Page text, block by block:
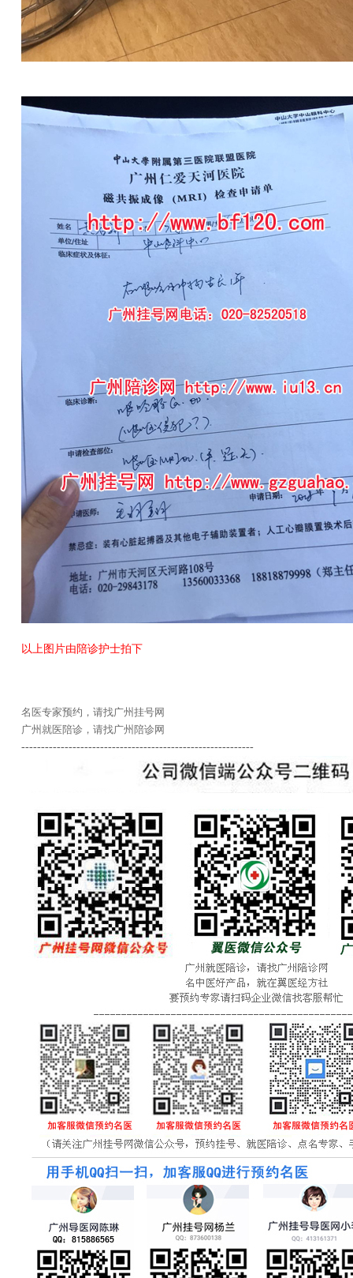
以上图片由陪诊护士拍下
名医专家预约，请找广州挂号网
广州就医陪诊，请找广州陪诊网
-----------------------------------------------------------